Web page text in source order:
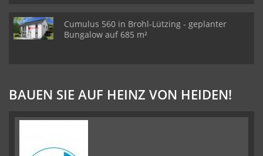
Cumulus 560 in Brohl-Lützing - geplanter
Bungalow auf 685 m²
BAUEN SIE AUF HEINZ VON HEIDEN!